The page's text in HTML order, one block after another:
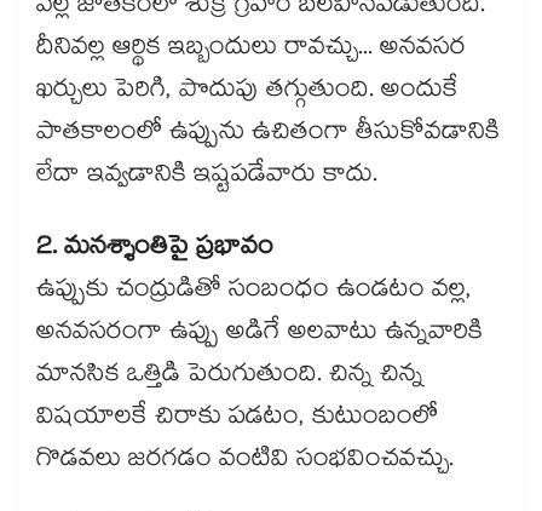
దీనివల్ల ఆర్థిక ఇబ్బందులు రావచ్చు... అనవసర
ఖర్చులు పెరిగి, పొదుపు తగ్గుతుంది. అందుకే
పాతకాలంలో ఉప్పును ఉచితంగా తీసుకోవడానికి
లేదా ఇవ్వడానికి ఇష్టపడేవారు కాదు.
2. మనశ్శాంతిపై ప్రభావం
ఉప్పుకు చంద్రుడితో సంబంధం ఉండటం వల్ల,
అనవసరంగా ఉప్పు అడిగే అలవాటు ఉన్నవారికి
మానసిక ఒత్తిడి పెరుగుతుంది. చిన్న చిన్న
విషయాలకే చిరాకు పడటం, కుటుంబంలో
గొడవలు జరగడం వంటివి సంభవించవచ్చు.